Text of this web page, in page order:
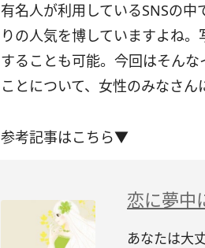
有名人が利用しているSNSの
りの人気を博していますよね
することも可能。今回はそん
ことについて、女性のみなさん
参考記事はこちら▼
恋に夢中
あなたは大